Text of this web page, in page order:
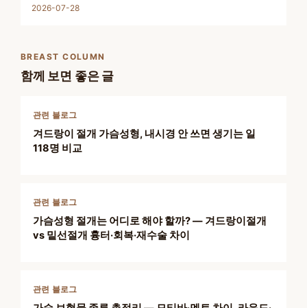
2026-07-28
BREAST COLUMN
함께 보면 좋은 글
관련 블로그
겨드랑이 절개 가슴성형, 내시경 안 쓰면 생기는 일
118명 비교
관련 블로그
가슴성형 절개는 어디로 해야 할까? — 겨드랑이절개
vs 밑선절개 흉터·회복·재수술 차이
관련 블로그